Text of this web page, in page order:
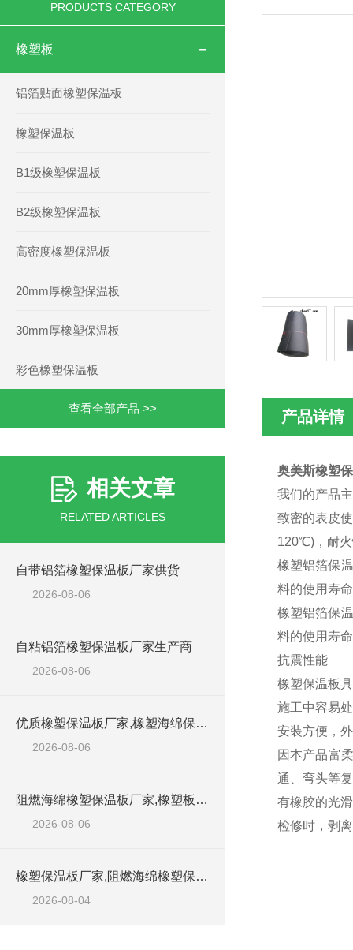
PRODUCTS CATEGORY
橡塑板
铝箔贴面橡塑保温板
橡塑保温板
B1级橡塑保温板
B2级橡塑保温板
高密度橡塑保温板
20mm厚橡塑保温板
30mm厚橡塑保温板
彩色橡塑保温板
查看全部产品 >>
相关文章
RELATED ARTICLES
自带铝箔橡塑保温板厂家供货
2026-08-06
自粘铝箔橡塑保温板厂家生产商
2026-08-06
优质橡塑保温板厂家,橡塑海绵保温材料供货商
2026-08-06
阻燃海绵橡塑保温板厂家,橡塑板厂家销售点
2026-08-06
橡塑保温板厂家,阻燃海绵橡塑保温板厂家出售
2026-08-04
产品详情
奥美斯橡塑
我们的产品
致密的表皮
120℃)，耐火
橡塑铝箔保
料的使用寿
橡塑铝箔保
料的使用寿
抗震性能
橡塑保温板
施工中容易
安装方便，
因本产品富
通、弯头等
有橡胶的光
检修时，剥